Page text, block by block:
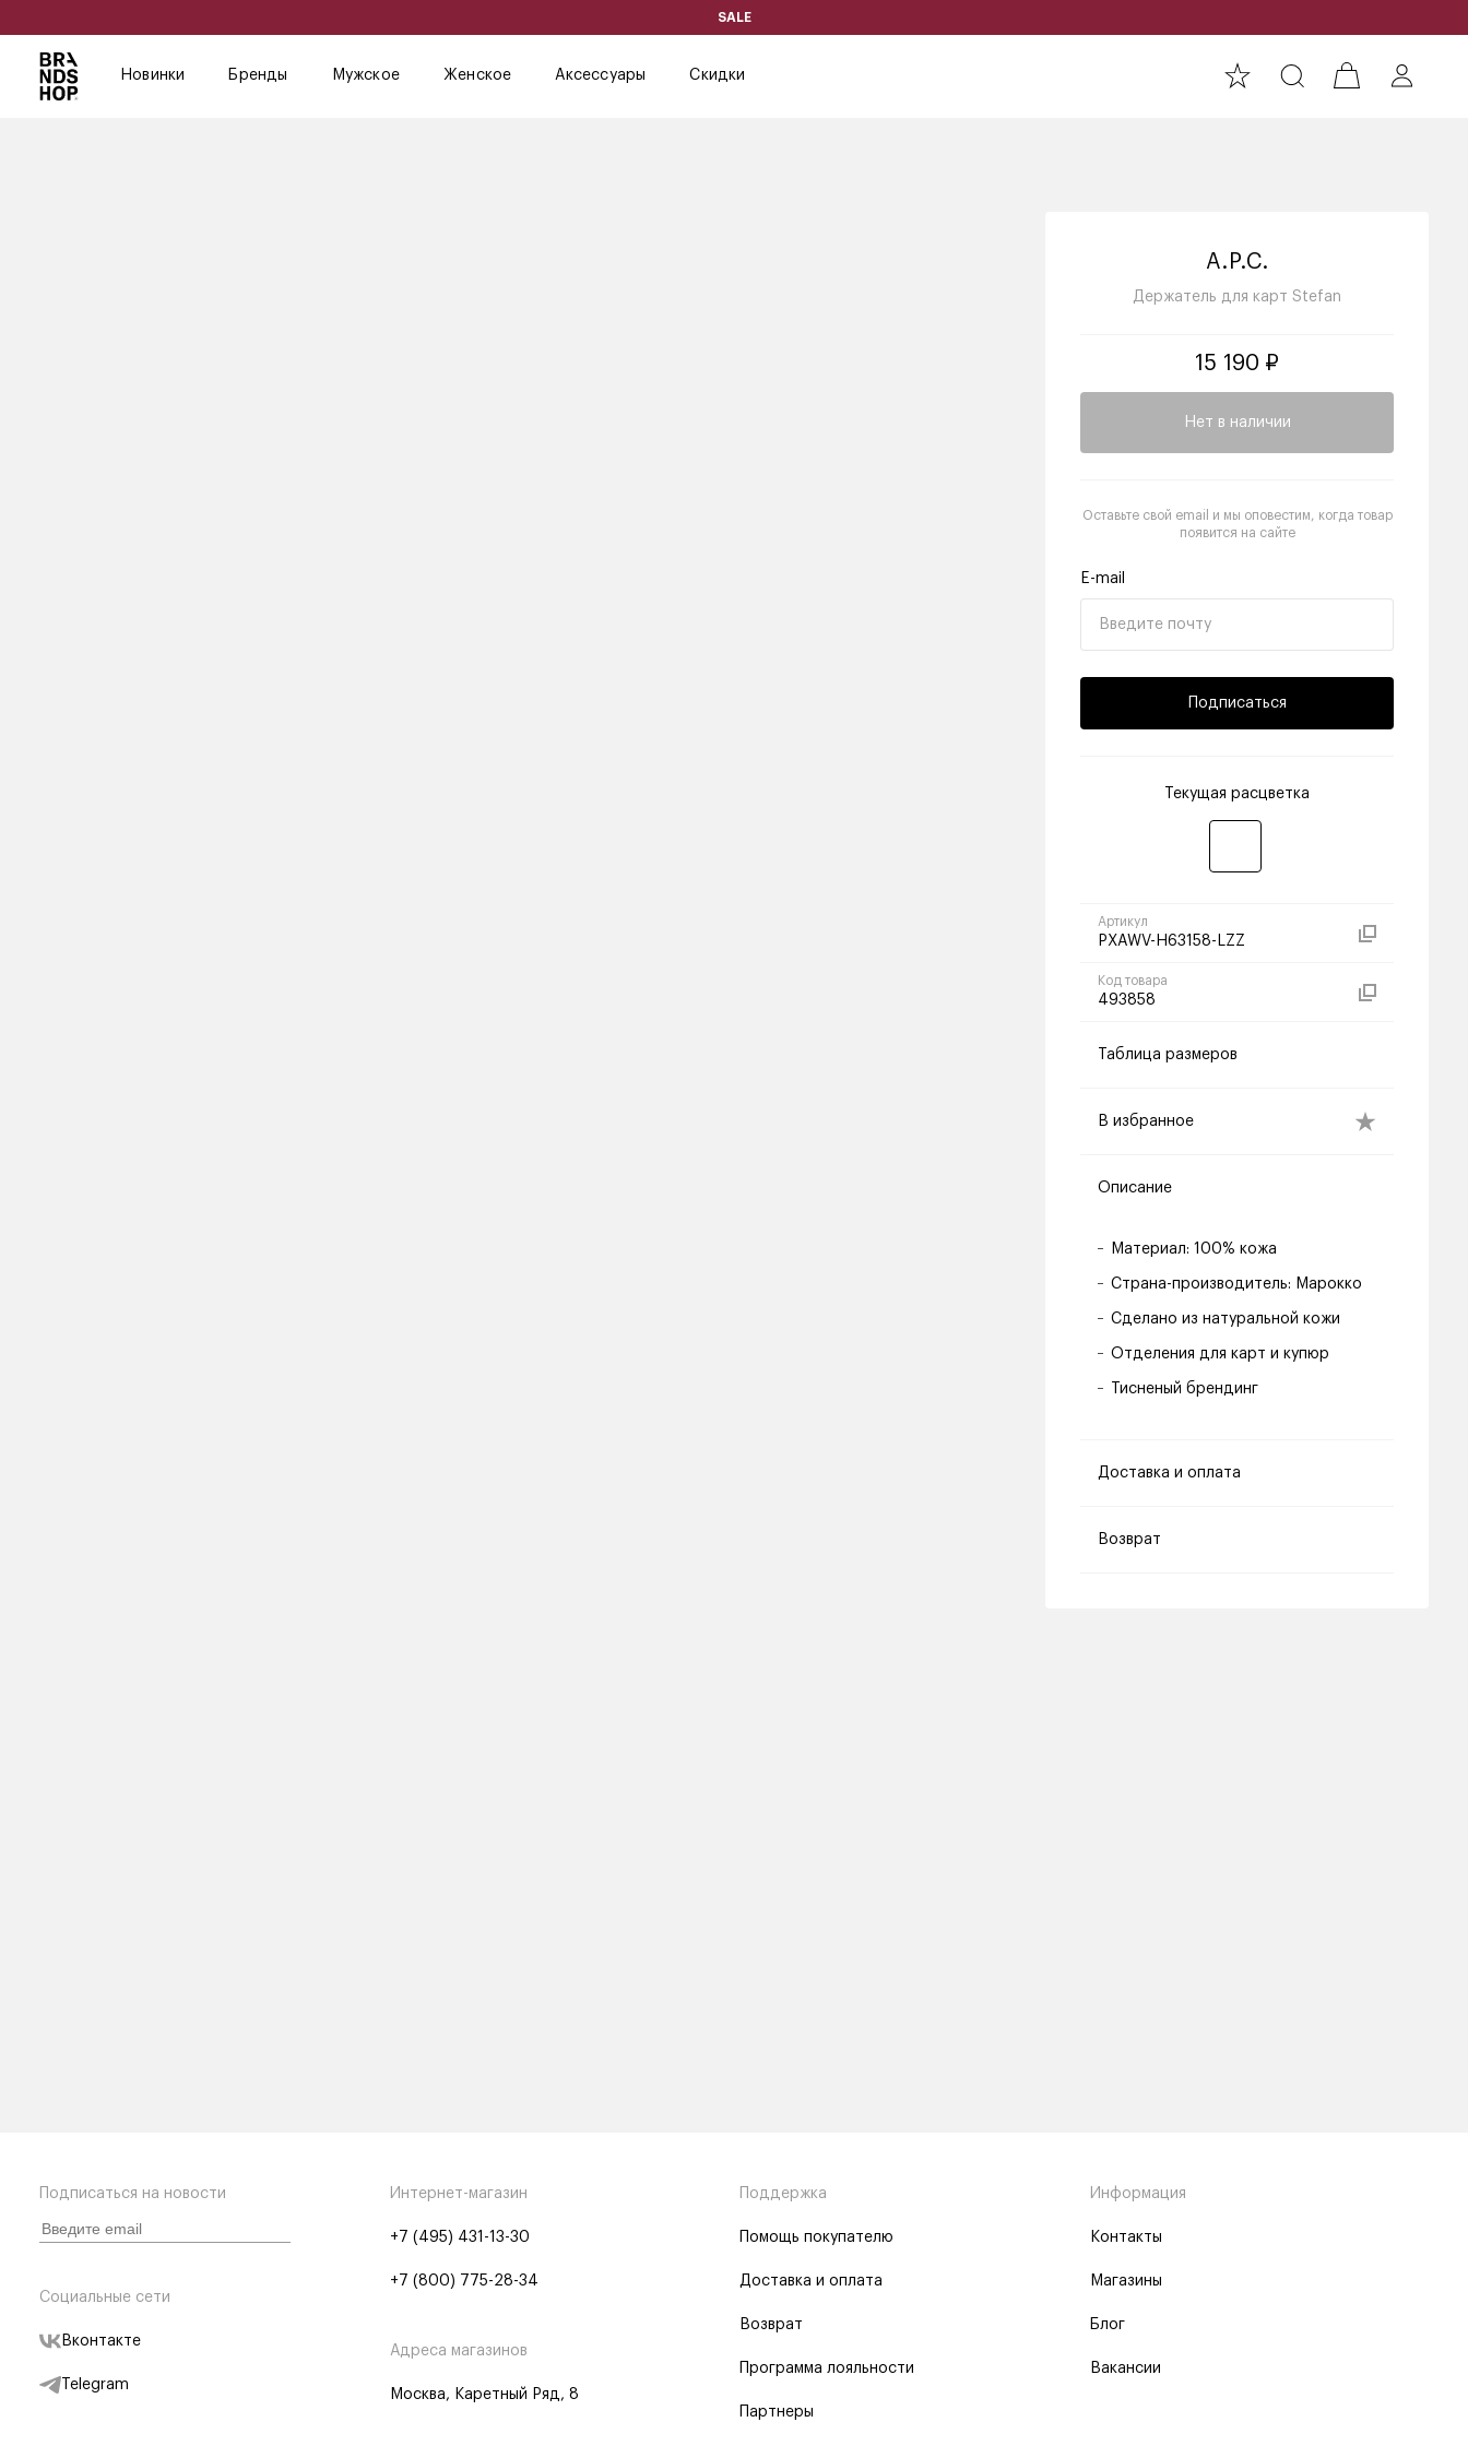
SALE
Новинки Бренды Мужское Женское Аксессуары Скидки
A.P.C.
Держатель для карт Stefan
15 190 ₽
Нет в наличии
Оставьте свой email и мы оповестим, когда товар
появится на сайте
E-mail
Подписаться
Текущая расцветка
Артикул
PXAWV-H63158-LZZ
Код товара
493858
Таблица размеров
В избранное
Описание
Материал: 100% кожа
Страна-производитель: Марокко
Сделано из натуральной кожи
Отделения для карт и купюр
Тисненый брендинг
Доставка и оплата
Возврат
Подписаться на новости
Социальные сети
Вконтакте
Telegram
Интернет-магазин
+7 (495) 431-13-30
+7 (800) 775-28-34
Адреса магазинов
Москва, Каретный Ряд, 8
Поддержка
Помощь покупателю
Доставка и оплата
Возврат
Программа лояльности
Партнеры
Информация
Контакты
Магазины
Блог
Вакансии